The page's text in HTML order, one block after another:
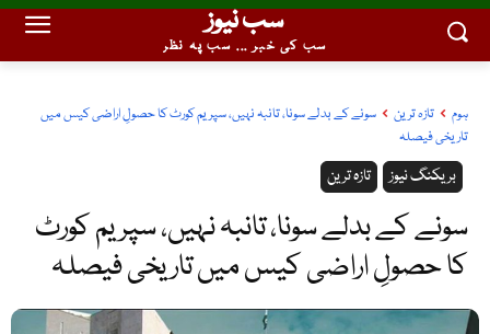
سب نیوز
سب کی خبر ... سب پہ نظر
ہوم تازہ ترین
سونے کے بدلے سونا، تانبہ نہیں، سپریم کورٹ کا حصولِ اراضی کیس میں
تاریخی فیصلہ
تازہ ترین بریکنگ نیوز
سونے کے بدلے سونا، تانبہ نہیں، سپریم کورٹ
کا حصولِ اراضی کیس میں تاریخی فیصلہ